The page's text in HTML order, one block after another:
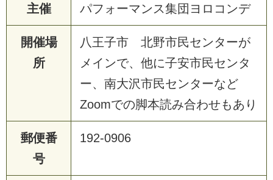
主催 パフォーマンス集団ヨロコンデ
開催場
所
八王子市 北野市民センターが
メインで、他に子安市民センタ
ー、南大沢市民センターなど
Zoomでの脚本読み合わせもあり
郵便番
号
192-0906